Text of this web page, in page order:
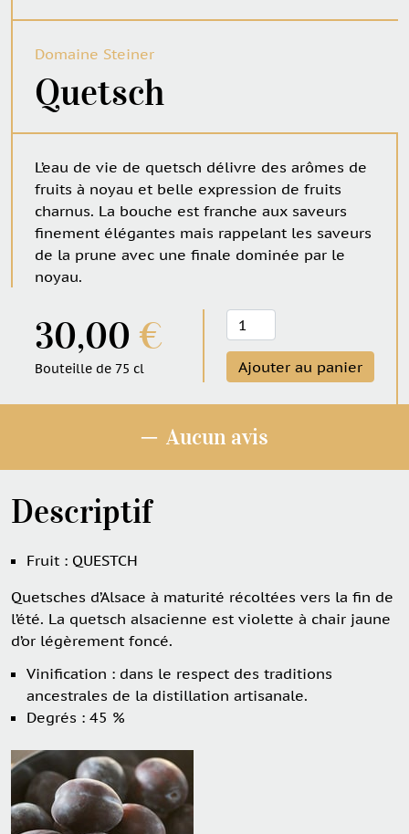
Domaine Steiner
Quetsch
L’eau de vie de quetsch délivre des arômes de
fruits à noyau et belle expression de fruits
charnus. La bouche est franche aux saveurs
finement élégantes mais rappelant les saveurs
de la prune avec une finale dominée par le
noyau.
30,00 €
Bouteille de 75 cl
Quetsch
Ajouter au panier
─ Aucun avis
Descriptif
Fruit : QUESTCH
Quetsches d’Alsace à maturité récoltées vers la fin de
l’été. La quetsch alsacienne est violette à chair jaune
d’or légèrement foncé.
Vinification : dans le respect des traditions
ancestrales de la distillation artisanale.
Degrés : 45 %